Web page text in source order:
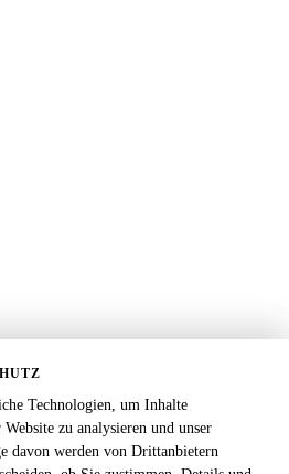
Technologien, um Inhalte
zu analysieren und unser
davon werden von Drittanbietern